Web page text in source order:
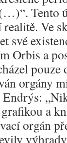
Tento
Ve
své
Orbis a
pouze
orgány
a
orgán